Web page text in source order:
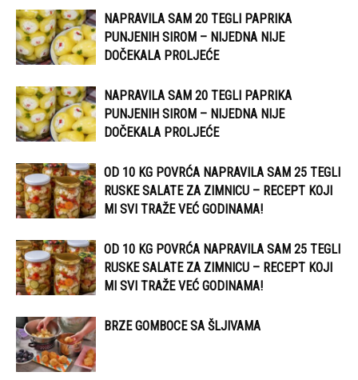
NAPRAVILA SAM 20 TEGLI PAPRIKA
PUNJENIH SIROM – NIJEDNA NIJE
DOČEKALA PROLJEĆE
NAPRAVILA SAM 20 TEGLI PAPRIKA
PUNJENIH SIROM – NIJEDNA NIJE
DOČEKALA PROLJEĆE
OD 10 KG POVRĆA NAPRAVILA SAM 25 TEGLI
RUSKE SALATE ZA ZIMNICU – RECEPT KOJI
MI SVI TRAŽE VEĆ GODINAMA!
OD 10 KG POVRĆA NAPRAVILA SAM 25 TEGLI
RUSKE SALATE ZA ZIMNICU – RECEPT KOJI
MI SVI TRAŽE VEĆ GODINAMA!
BRZE GOMBOCE SA ŠLJIVAMA